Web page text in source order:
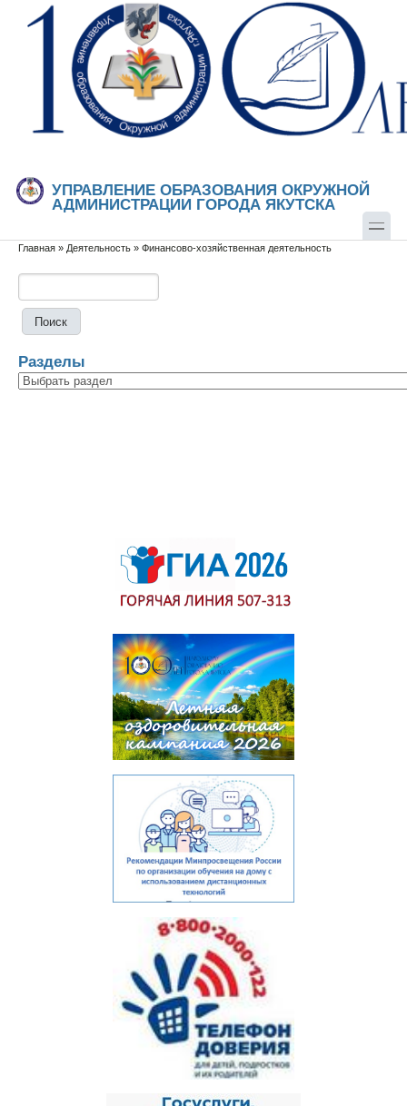
Перейти к основному содержанию
Skip to search
УПРАВЛЕНИЕ ОБРАЗОВАНИЯ ОКРУЖНОЙ
АДМИНИСТРАЦИИ ГОРОДА ЯКУТСКА
Вы здесь
Главная » Деятельность » Финансово-хозяйственная деятельность
Разделы